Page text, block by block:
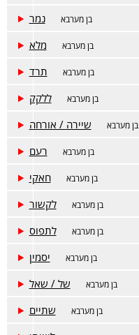
נמר בן מערבא
מלא בן מערבא
תרד בן מערבא
ללקק בן מערבא
שיירה / אורחה בן מערבא
רעם בן מערבא
חאקי בן מערבא
לקשור בן מערבא
לתפוס בן מערבא
יסמין בן מערבא
של / שאל בן מערבא
שתיים בן מערבא